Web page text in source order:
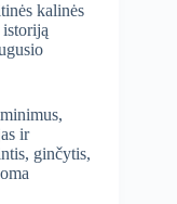
kalinės
ir
ginčytis,